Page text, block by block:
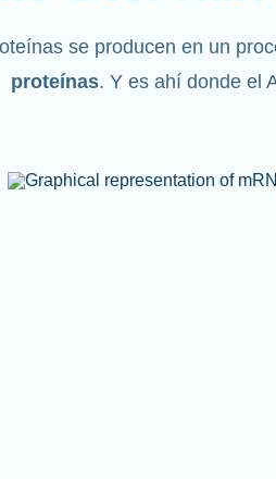
se producen en un
proteínas. Y es ahí donde el